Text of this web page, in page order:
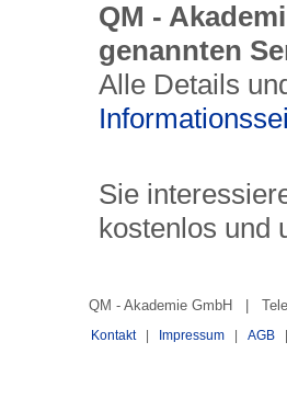
QM -
genannten
Alle Details
Sie
kostenlos und
QM - Akademie GmbH |
Kontakt| Impressum AGB